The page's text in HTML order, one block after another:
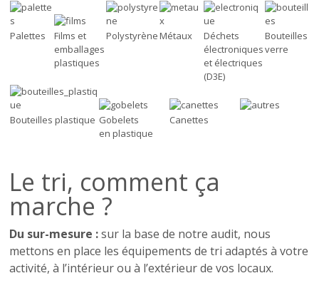
Palettes
Films et
emballages
plastiques
PolystyrèneMétaux
Déchets
électroniques
et électriques
(D3E)
Bouteilles
verre
Bouteilles plastique Gobelets
en plastique
Canettes
Le tri, comment ça
marche ?
Du sur-mesure : sur la base de notre audit, nous
mettons en place les équipements de tri adaptés à votre
activité, à l’intérieur ou à l’extérieur de vos locaux.